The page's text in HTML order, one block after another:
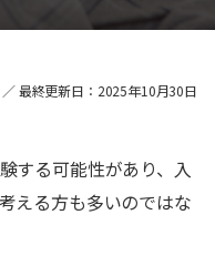
最終更新日：2025年10月30日
する可能性があり、入
える方も多いのではな